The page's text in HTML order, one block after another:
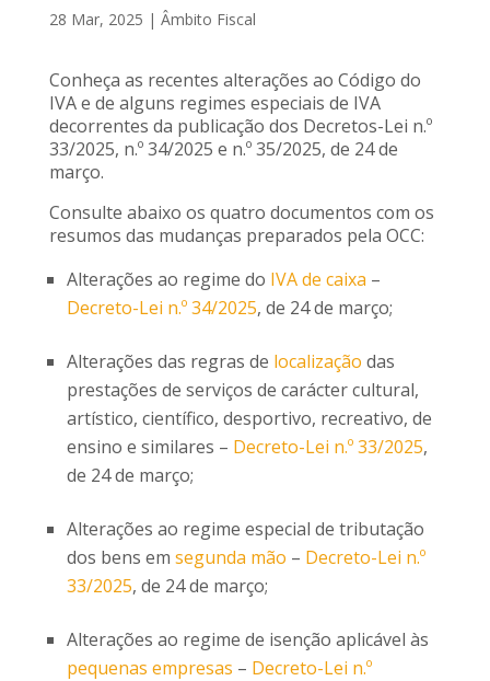
28 Mar, 2025 | Âmbito Fiscal
Conheça as recentes alterações ao Código do
IVA e de alguns regimes especiais de IVA
decorrentes da publicação dos Decretos-Lei n.º
33/2025, n.º 34/2025 e n.º 35/2025, de 24 de
março.
Consulte abaixo os quatro documentos com os
resumos das mudanças preparados pela OCC:
Alterações ao regime do IVA de caixa –
Decreto-Lei n.º 34/2025, de 24 de março;
Alterações das regras de localização das
prestações de serviços de carácter cultural,
artístico, científico, desportivo, recreativo, de
ensino e similares – Decreto-Lei n.º 33/2025,
de 24 de março;
Alterações ao regime especial de tributação
dos bens em segunda mão – Decreto-Lei n.º
33/2025, de 24 de março;
Alterações ao regime de isenção aplicável às
pequenas empresas – Decreto-Lei n.º